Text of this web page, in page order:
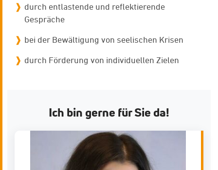
durch entlastende und reflektierende
Gespräche
bei der Bewältigung von seelischen Krisen
durch Förderung von individuellen Zielen
Ich bin gerne für Sie da!